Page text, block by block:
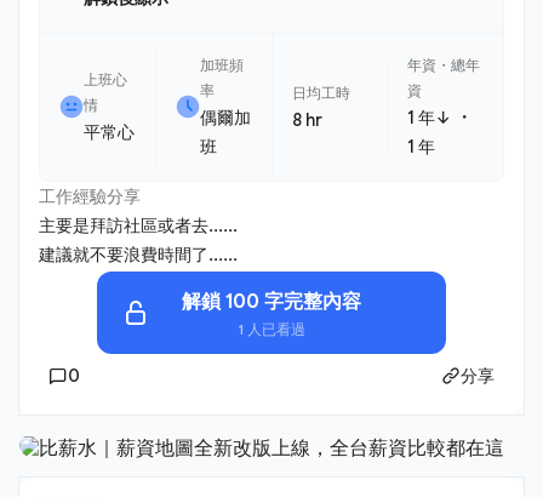
上班心
情
平常心
加班頻
率
偶爾加
班
日均工時
8 hr
年資・總年
資
1 年↓ ・
1 年
工作經驗分享
主要是拜訪社區或者去......
建議就不要浪費時間了......
解鎖 100 字完整內容
1 人已看過
0 分享